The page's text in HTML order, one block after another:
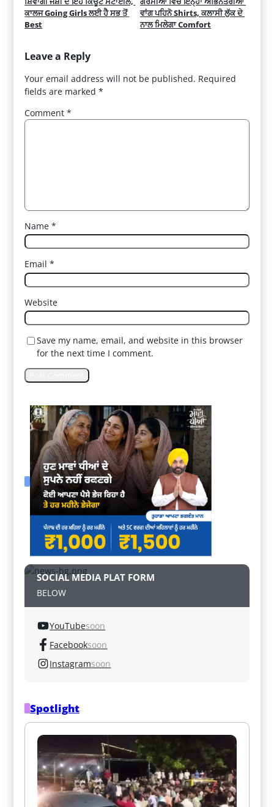
ਕਾਲਜ Going Girls ਲਈ ਹੈ ਸਭ ਤੋਂ
Best
ਵਾਂਗ ਪਹਿਨੋ Shirts, ਕਲਾਸੀ ਲੁੱਕ ਦੇ
ਨਾਲ ਮਿਲੇਗਾ Comfort
Leave a Reply
Your email address will not be published. Required
fields are marked*
Comment*
Name*
Email*
Website
Save my name, email, and website in this browser
for the next time I comment.
SOCIAL MEDIA PLAT FORM
BELOW
YouTubesoon
Facebooksoon
Instagramsoon
Spotlight